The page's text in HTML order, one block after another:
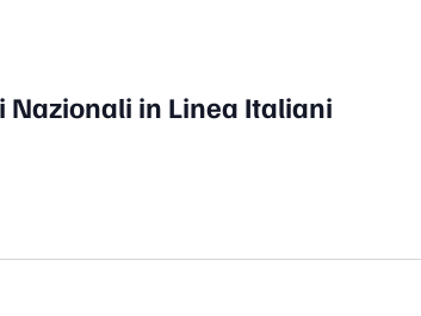
Nazionali in Linea Italiani